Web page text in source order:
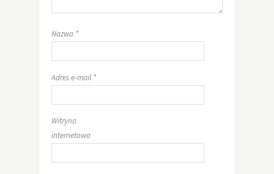
Nazwa *
Adres e-mail *
Witryna
internetowa